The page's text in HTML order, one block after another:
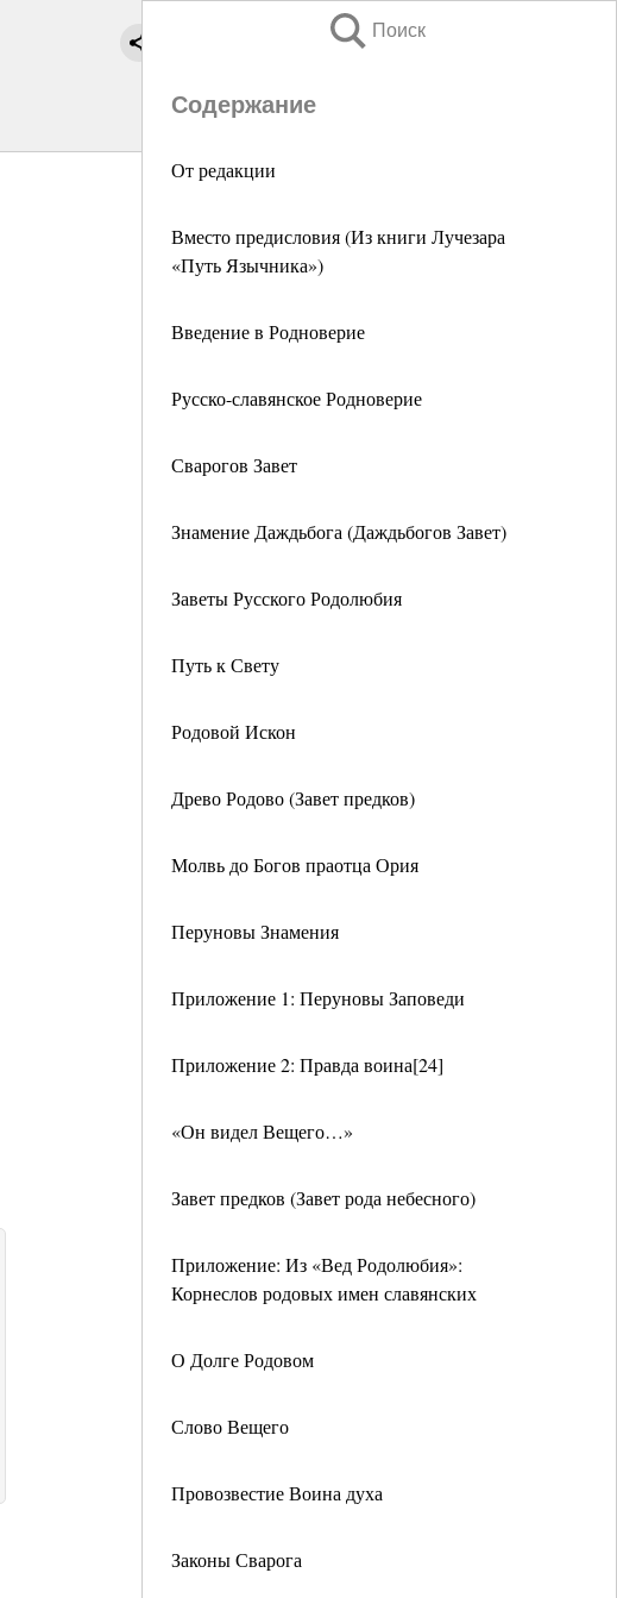
Поиск
Содержание
От редакции
Вместо предисловия (Из книги Лучезара
«Путь Язычника»)
Введение в Родноверие
Русско-славянское Родноверие
Сварогов Завет
Знамение Даждьбога (Даждьбогов Завет)
Заветы Русского Родолюбия
Путь к Свету
Родовой Искон
Древо Родово (Завет предков)
Молвь до Богов праотца Ория
Перуновы Знамения
Приложение 1: Перуновы Заповеди
Приложение 2: Правда воина[24]
«Он видел Вещего…»
Завет предков (Завет рода небесного)
Приложение: Из «Вед Родолюбия»:
Корнеслов родовых имен славянских
О Долге Родовом
Слово Вещего
Провозвестие Воина духа
Законы Сварога